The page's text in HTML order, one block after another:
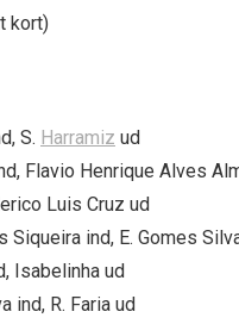
kort)
S. Harramiz ud
Flavio Henrique Alves
Luis Cruz ud
Siqueira ind, E. Gomes
Isabelinha ud
ind, R. Faria ud